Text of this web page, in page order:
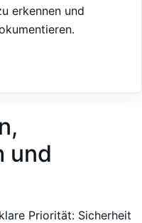
erkennen und
und
Priorität: Sicherheit